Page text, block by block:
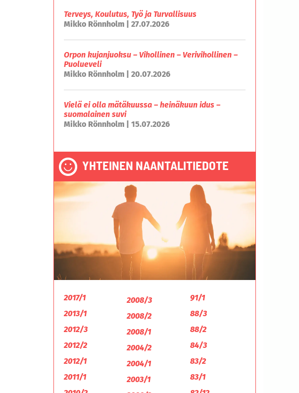
Terveys, Koulutus, Työ ja Turvallisuus
Mikko Rönnholm | 27.07.2026
Orpon kujanjuoksu – Vihollinen – Verivihollinen –
Puolueveli
Mikko Rönnholm | 20.07.2026
Vielä ei olla mätäkuussa – heinäkuun idus –
suomalainen suvi
Mikko Rönnholm | 15.07.2026
YHTEINEN NAANTALITIEDOTE
2017/1
2013/1
2012/3
2012/2
2012/1
2011/1
2008/3
2008/2
2008/1
2004/2
2004/1
2003/1
91/1
88/3
88/2
84/3
83/2
83/1